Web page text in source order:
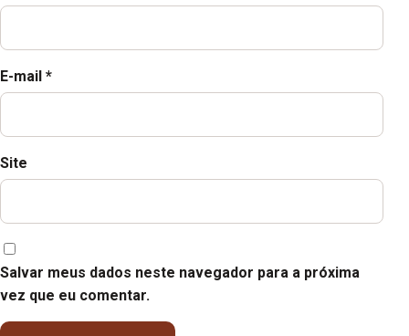
E-mail *
Site
Salvar meus dados neste navegador para a próxima
vez que eu comentar.